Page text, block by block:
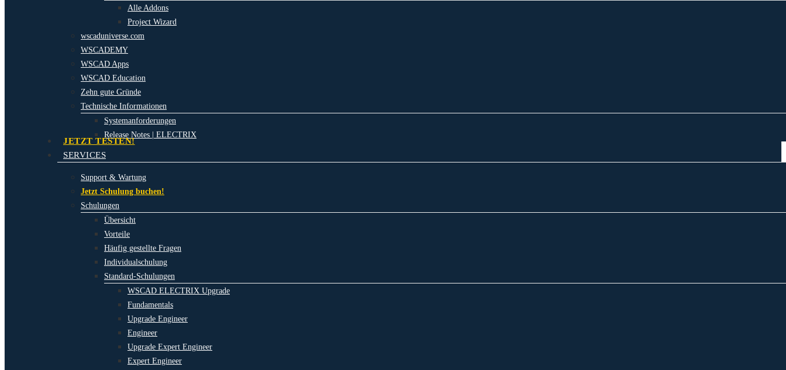
Alle Addons
Project Wizard
wscaduniverse.com
WSCADEMY
WSCAD Apps
WSCAD Education
Zehn gute Gründe
Technische Informationen
Systemanforderungen
Release Notes | ELECTRIX
JETZT TESTEN!
SERVICES
Support & Wartung
Jetzt Schulung buchen!
Schulungen
Übersicht
Vorteile
Häufig gestellte Fragen
Individualschulung
Standard-Schulungen
WSCAD ELECTRIX Upgrade
Fundamentals
Upgrade Engineer
Engineer
Upgrade Expert Engineer
Expert Engineer